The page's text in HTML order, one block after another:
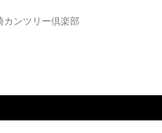
ンツリー倶楽部